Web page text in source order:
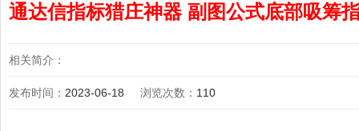
通达信指标猎庄神器 副图公式底部吸筹
相关简介：
发布时间： 2023-06-18 浏览次数： 110